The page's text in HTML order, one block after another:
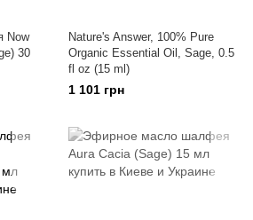
Now
30
Nature's Answer, 100% Pure
Organic Essential Oil, Sage, 0.5
fl oz (15 ml)
1 101 грн